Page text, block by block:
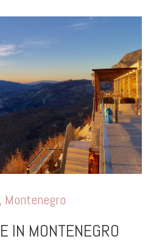
, Montenegro
IN MONTENEGRO